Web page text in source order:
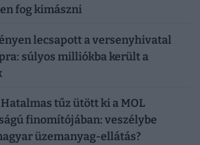
fog kimászni
lecsapott a versenyhivatal
súlyos milliókba került a
tűz ütött ki a MOL
finomítójában: veszélybe
üzemanyag-ellátás?